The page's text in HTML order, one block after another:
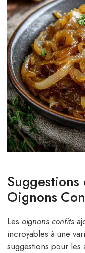
Oignons
Les oignons confits
incroyables à une
suggestions pour les